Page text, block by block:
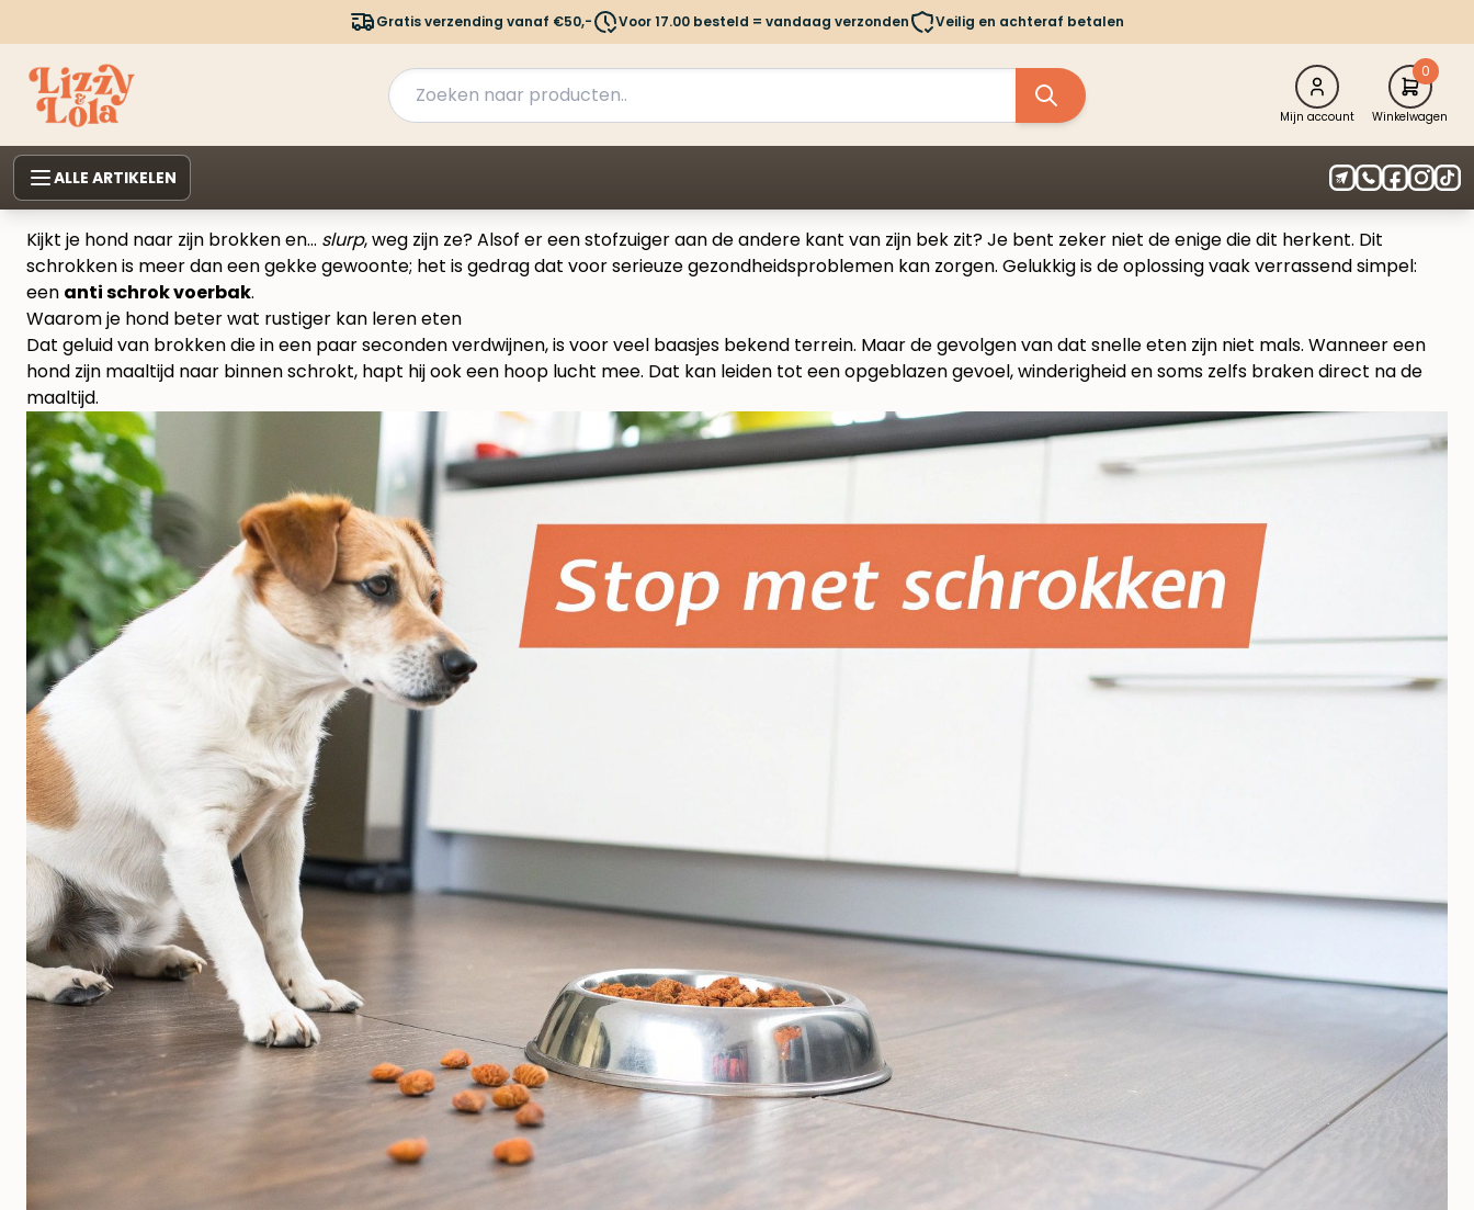
Gratis verzending vanaf €50,- Voor 17.00 besteld = vandaag verzonden Veilig en achteraf betalen
Mijn account
0
Winkelwagen
ALLE ARTIKELEN
Kijkt je hond naar zijn brokken en… slurp, weg zijn ze? Alsof er een stofzuiger aan de andere kant van zijn bek zit? Je bent zeker niet de enige die dit herkent. Dit
schrokken is meer dan een gekke gewoonte; het is gedrag dat voor serieuze gezondheidsproblemen kan zorgen. Gelukkig is de oplossing vaak verrassend simpel:
een anti schrok voerbak.
Waarom je hond beter wat rustiger kan leren eten
Dat geluid van brokken die in een paar seconden verdwijnen, is voor veel baasjes bekend terrein. Maar de gevolgen van dat snelle eten zijn niet mals. Wanneer een
hond zijn maaltijd naar binnen schrokt, hapt hij ook een hoop lucht mee. Dat kan leiden tot een opgeblazen gevoel, winderigheid en soms zelfs braken direct na de
maaltijd.